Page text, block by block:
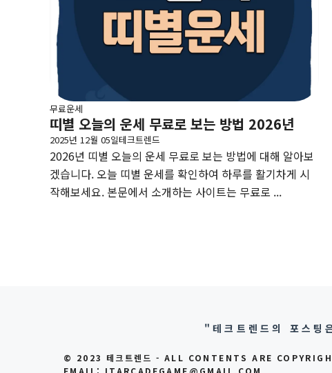
무료운세
띠별 오늘의 운세 무료로 보는 방법 2026년
2025년 12월 05일테크트렌드
2026년 띠별 오늘의 운세 무료로 보는 방법에 대해 알아보
겠습니다. 오늘 띠별 운세를 확인하여 하루를 활기차게 시
작해보세요. 본문에서 소개하는 사이트는 무료로 ...
"테크트렌드의 포스팅
© 2023 테크트렌드 - ALL CONTENTS ARE
EMAIL: ITARCADEGAME@GMAIL.COM